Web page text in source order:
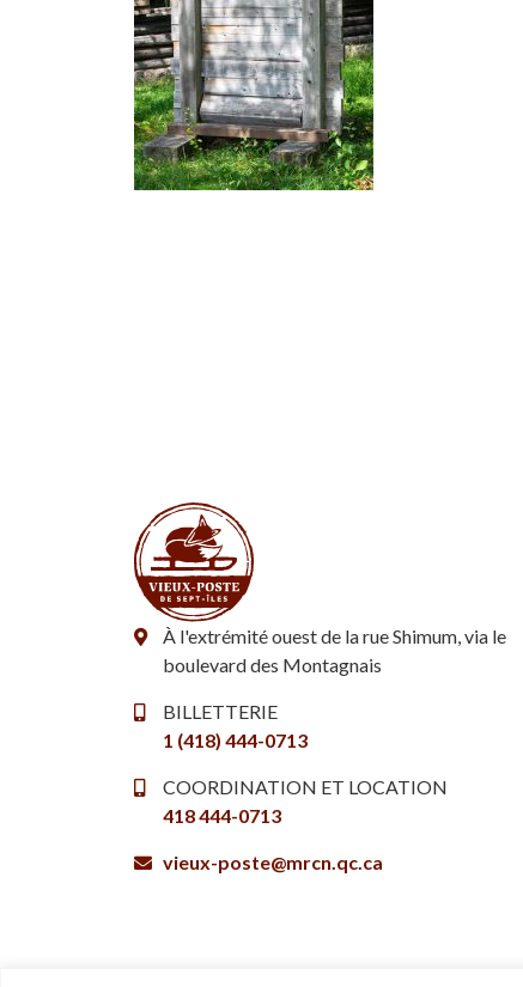
À l'extrémité ouest de la rue Shimum, via le
boulevard des Montagnais
BILLETTERIE
1 (418) 444-0713
COORDINATION ET LOCATION
418 444-0713
vieux-poste@mrcn.qc.ca